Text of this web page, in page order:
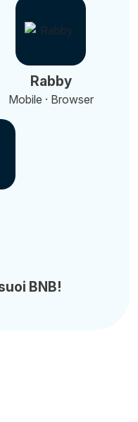
Rabby
Mobile · Browser
BNB!